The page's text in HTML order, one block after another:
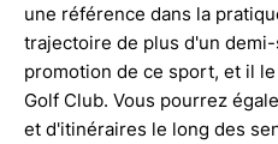
Grand propriétaire Non
une référence dans la
trajectoire de plus d'un
promotion de ce sport, et il
Golf Club. Vous pourrez
et d'itinéraires le long des